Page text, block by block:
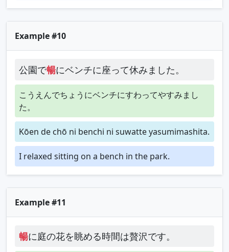
Example #10
公園で暢にベンチに座って休みました。
こうえんでちょうにベンチにすわってやすみまし
た。
Kōen de chō ni benchi ni suwatte yasumimashita.
I relaxed sitting on a bench in the park.
Example #11
暢に庭の花を眺める時間は贅沢です。